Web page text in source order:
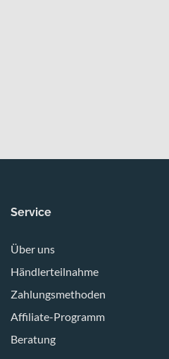
Service
Über uns
Händlerteilnahme
Zahlungsmethoden
Affiliate-Programm
Beratung